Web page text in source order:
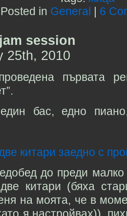
Posted in General 6
session
25th, 2010
първата
бас, едно
китари заедно с
до преди
китари (бяха
на моята, че в